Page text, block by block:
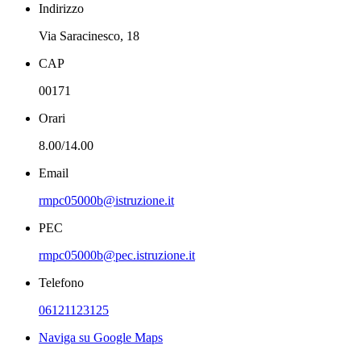
Indirizzo
Via Saracinesco, 18
CAP
00171
Orari
8.00/14.00
Email
rmpc05000b@istruzione.it
PEC
rmpc05000b@pec.istruzione.it
Telefono
06121123125
Naviga su Google Maps